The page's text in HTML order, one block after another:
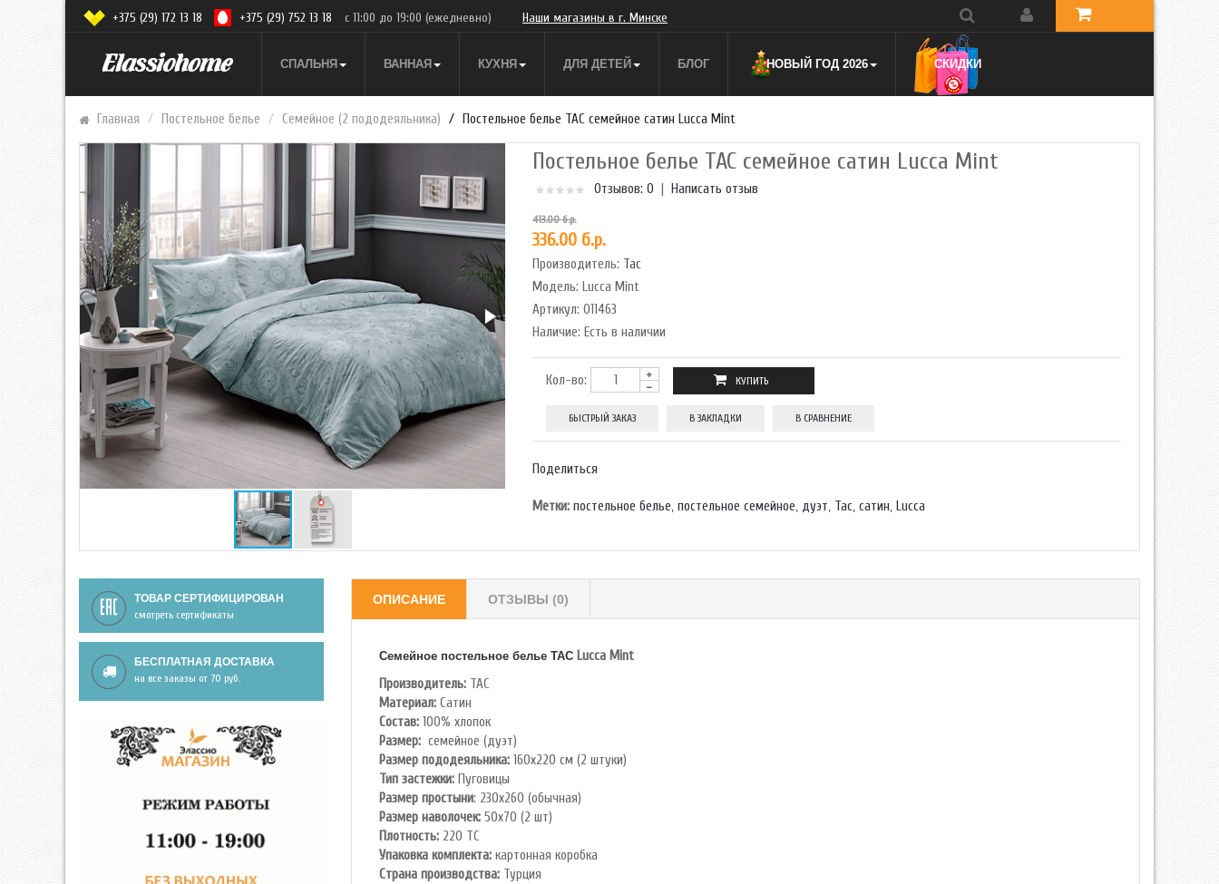
СПАЛЬНЯ ВАННАЯ КУХНЯ ДЛЯ ДЕТЕЙ БЛОГ НОВЫЙ ГОД 2026 СКИДКИ
+375 (29) 172 13 18 +375 (29) 752 13 18 с 11:00 до 19:00 (ежедневно) Наши магазины в г. Минске
Главная Постельное белье Семейное (2 пододеяльника) Постельное белье TAC семейное сатин Lucca Mint
Постельное белье TAC семейное сатин Lucca Mint
Отзывов: 0 Написать отзыв
413.00 б.р.
336.00 б.р.
Производитель: Tac
Модель: Lucca Mint
Артикул:011463
Наличие: Есть в наличии
Кол-во:
БЫСТРЫЙ ЗАКАЗ В ЗАКЛАДКИ В СРАВНЕНИЕ
Поделиться
Метки: постельное белье,постельное семейное, дуэт, Тас,сатин, Lucca
ТОВАР СЕРТИФИЦИРОВАН
смотреть сертификаты
БЕСПЛАТНАЯ ДОСТАВКА
на все заказы от 70 руб.
ОПИСАНИЕ ОТЗЫВЫ (0)
Семейное постельное белье TAC Lucca Mint
Производитель: TAC
Материал: Сатин
Состав: 100% хлопок
Размер: семейное (дуэт)
Размер пододеяльника: 160х220 см (2 штуки)
Тип застежки: Пуговицы
Размер простыни: 230х260 (обычная)
Размер наволочек: 50х70 (2 шт)
Плотность: 220 ТС
Упаковка комплекта: картонная коробка
Cтрана производства: Турция